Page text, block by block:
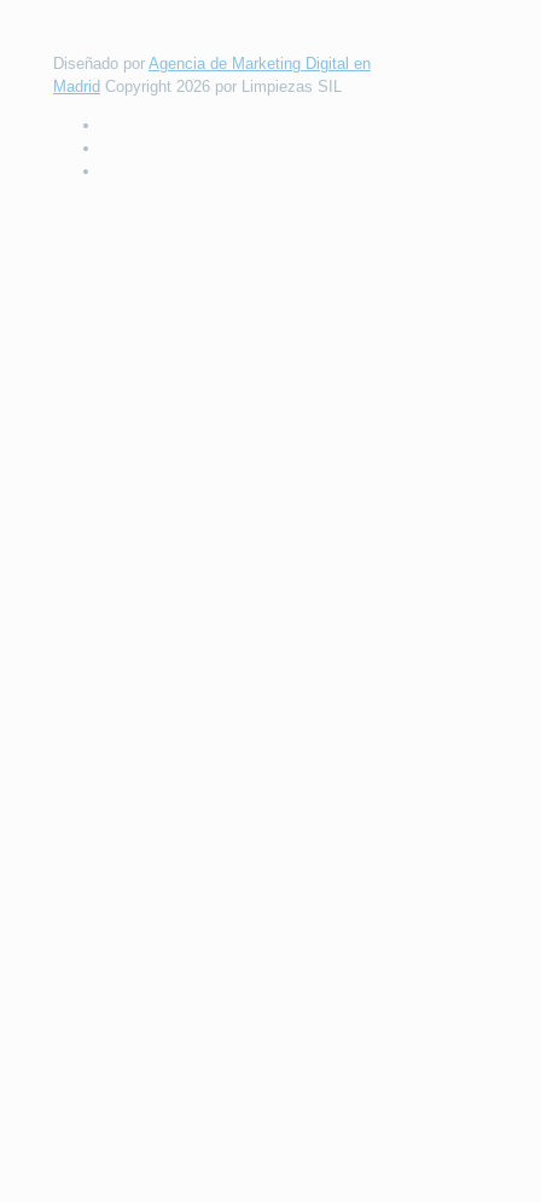
Diseñado por Agencia de Marketing Digital en
Madrid Copyright 2026 por Limpiezas SIL